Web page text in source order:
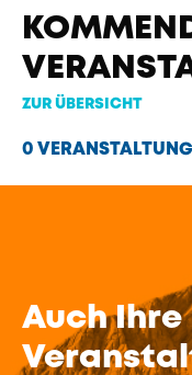
ZUR ÜBERSICHT
0
Auch Ihre